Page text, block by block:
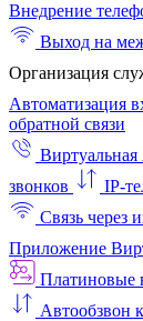
Внедрение
Выход на
Организация
Автоматизация
обратной связи
звонков
IP-
Связь через
Приложение
Платиновые
Автообзвон